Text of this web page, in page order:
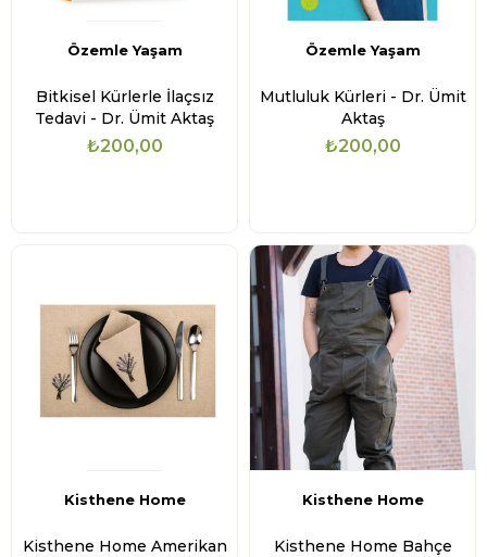
Özemle Yaşam
Bitkisel Kürlerle İlaçsız
Tedavi - Dr. Ümit Aktaş
₺200,00
Özemle Yaşam
Mutluluk Kürleri - Dr. Ümit
Aktaş
₺200,00
Kisthene Home
Kisthene Home Amerikan
Kisthene Home
Kisthene Home Bahçe